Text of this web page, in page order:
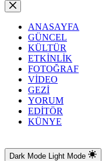
ANASAYFA
GÜNCEL
KÜLTÜR
ETKİNLİK
FOTOĞRAF
VİDEO
GEZİ
YORUM
EDİTÖR
KÜNYE
Dark Mode Light Mode